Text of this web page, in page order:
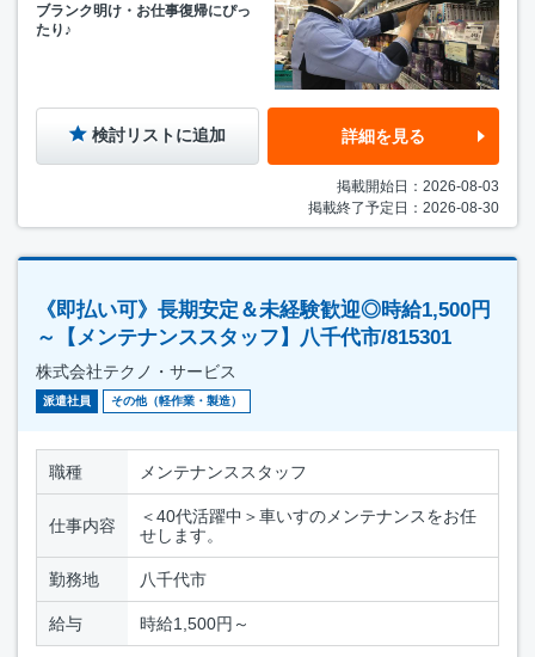
ブランク明け・お仕事復帰にぴっ
たり♪
検討リストに追加 詳細を見る
掲載開始日：2026-08-03
掲載終了予定日：2026-08-30
《即払い可》長期安定＆未経験歓迎◎時給1,500円
～【メンテナンススタッフ】八千代市/815301
株式会社テクノ・サービス
派遣社員 その他（軽作業・製造）
職種 メンテナンススタッフ
仕事内容
＜40代活躍中＞車いすのメンテナンスをお任
せします。
勤務地 八千代市
給与 時給1,500円～